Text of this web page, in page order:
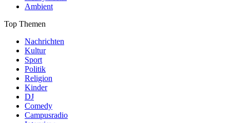
Ambient
Top Themen
Nachrichten
Kultur
Sport
Politik
Religion
Kinder
DJ
Comedy
Campusradio